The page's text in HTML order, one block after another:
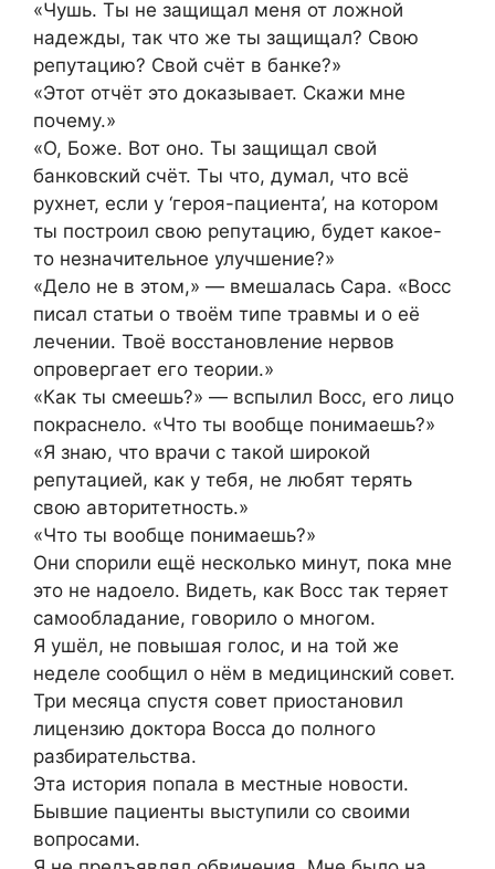
«Чушь. Ты не защищал меня от ложной
надежды, так что же ты защищал? Свою
репутацию? Свой счёт в банке?»
«Этот отчёт это доказывает. Скажи мне
почему.»
«О, Боже. Вот оно. Ты защищал свой
банковский счёт. Ты что, думал, что всё
рухнет, если у ‘героя-пациента’, на котором
ты построил свою репутацию, будет какое-
то незначительное улучшение?»
«Дело не в этом,» — вмешалась Сара. «Восс
писал статьи о твоём типе травмы и о её
лечении. Твоё восстановление нервов
опровергает его теории.»
«Как ты смеешь?» — вспылил Восс, его лицо
покраснело. «Что ты вообще понимаешь?»
«Я знаю, что врачи с такой широкой
репутацией, как у тебя, не любят терять
свою авторитетность.»
«Что ты вообще понимаешь?»
Они спорили ещё несколько минут, пока мне
это не надоело. Видеть, как Восс так теряет
самообладание, говорило о многом.
Я ушёл, не повышая голос, и на той же
неделе сообщил о нём в медицинский совет.
Три месяца спустя совет приостановил
лицензию доктора Восса до полного
разбирательства.
Эта история попала в местные новости.
Бывшие пациенты выступили со своими
вопросами.